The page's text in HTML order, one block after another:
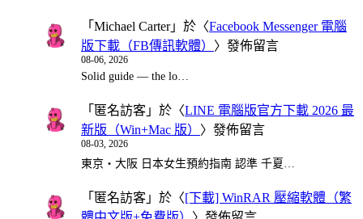
「 Michael Carter」於〈Facebook Messenger 電腦
版下載（FB傳訊軟體） 〉發佈留言
08-06, 2026
Solid guide — the lo…
「 匿名訪客 」於〈LINE 電腦版官方下載 2026 最
新版（Win+Mac 版） 〉發佈留言
08-03, 2026
東京・大阪 日本女生預約指南 認準 千夏…
「 匿名訪客 」於〈[下載] WinRAR 壓縮軟體（繁